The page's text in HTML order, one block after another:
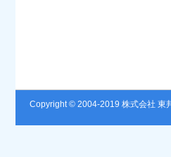
Copyright © 2004-2019 株式会社 東